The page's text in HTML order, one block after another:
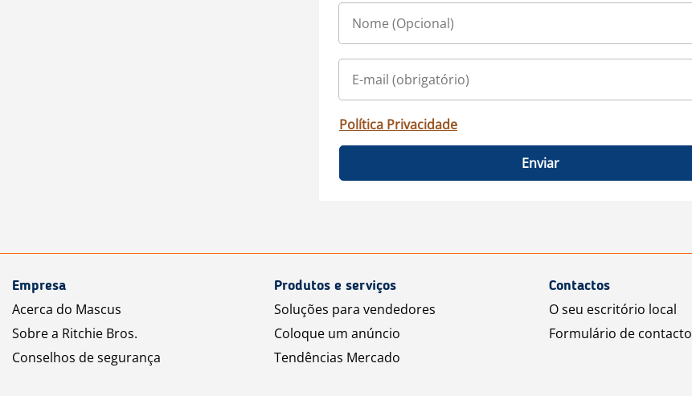
Política Privacidade
Enviar
Empresa
Acerca do Mascus
Sobre a Ritchie Bros.
Conselhos de segurança
Produtos e serviços
Soluções para vendedores
Coloque um anúncio
Tendências Mercado
Contactos
O seu escritório local
Formulário de contacto